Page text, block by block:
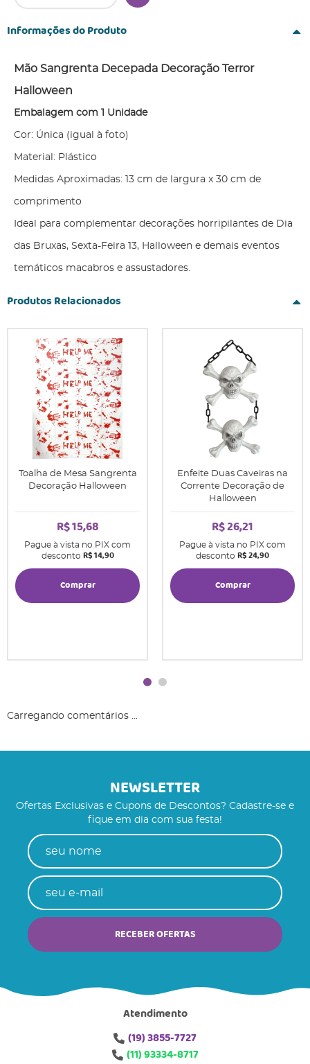
Informações do Produto
Mão Sangrenta Decepada Decoração Terror
Halloween
Embalagem com 1 Unidade
Cor: Única (igual à foto)
Material: Plástico
Medidas Aproximadas: 13 cm de largura x 30 cm de
comprimento
Ideal para complementar decorações horripilantes de Dia
das Bruxas, Sexta-Feira 13, Halloween e demais eventos
temáticos macabros e assustadores.
Produtos Relacionados
Toalha de Mesa Sangrenta
Decoração Halloween
R$ 15,68
Pague à vista no PIX com
desconto R$ 14,90
Comprar
Enfeite Duas Caveiras na
Corrente Decoração de
Halloween
R$ 26,21
Pague à vista no PIX com
desconto R$ 24,90
Comprar
Carregando comentários ...
NEWSLETTER
Ofertas Exclusivas e Cupons de Descontos? Cadastre-se e
fique em dia com sua festa!
RECEBER OFERTAS
Atendimento
(19)3855-7727
(11)93334-8717